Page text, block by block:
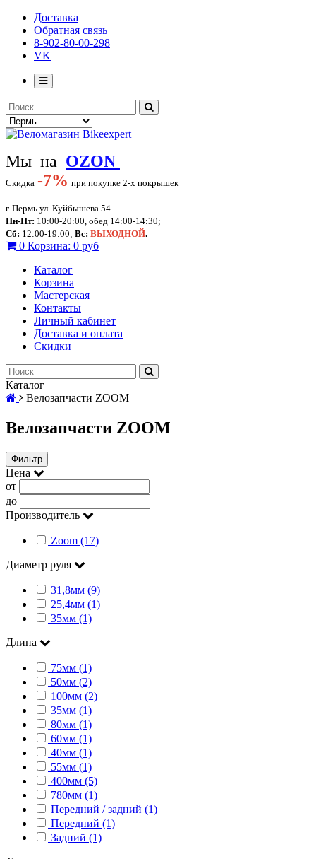
Доставка
Обратная связь
8-902-80-00-298
VK
Мы на OZON
Скидка -7% при покупке 2-х покрышек
г. Пермь ул. Куйбышева 54.
Пн-Пт: 10:00-20:00, обед 14:00-14:30;
Сб: 12:00-19:00; Вс: ВЫХОДНОЙ.
0 Корзина: 0 руб
Каталог
Корзина
Мастерская
Контакты
Личный кабинет
Доставка и оплата
Скидки
Каталог
Велозапчасти ZOOM
Велозапчасти ZOOM
Фильтр
Цена
от
до
Производитель
Zoom (17)
Диаметр руля
31,8мм (9)
25,4мм (1)
35мм (1)
Длина
75мм (1)
50мм (2)
100мм (2)
35мм (1)
80мм (1)
60мм (1)
40мм (1)
55мм (1)
400мм (5)
780мм (1)
Передний / задний (1)
Передний (1)
Задний (1)